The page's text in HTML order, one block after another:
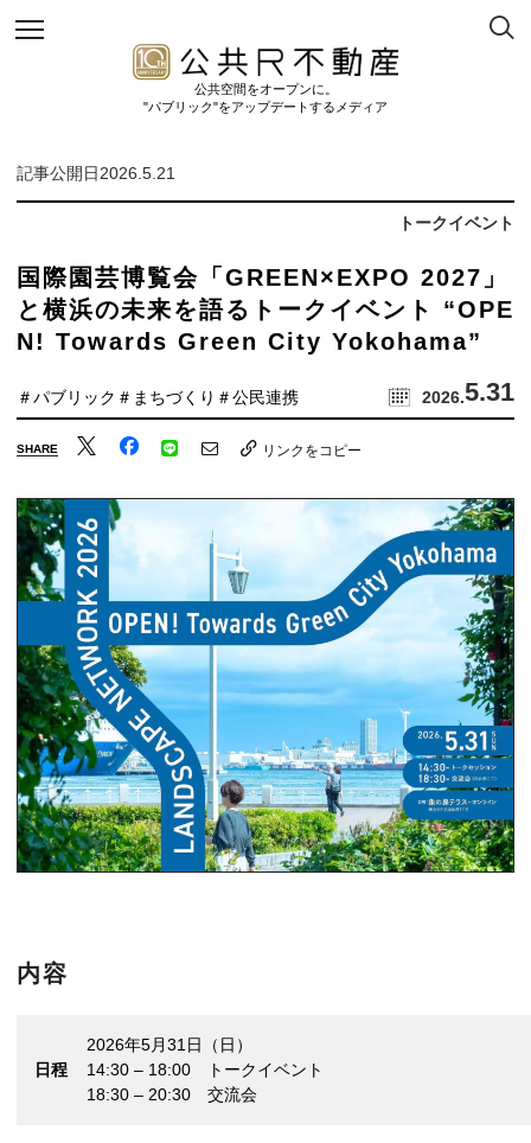
公共空間をオープンに。
"パブリック"をアップデートするメディア
記事公開日2026.5.21
トークイベント
国際園芸博覧会「GREEN×EXPO 2027」
と横浜の未来を語るトークイベント “OPE
N! Towards Green City Yokohama”
2026.5.31
＃パブリック ＃まちづくり ＃公民連携
SHARE リンクをコピー
内容
日程
2026年5月31日（日）
14:30 – 18:00 トークイベント
18:30 – 20:30 交流会